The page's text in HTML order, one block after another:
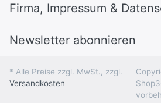
Firma, Impressum &
Newsletter abonnieren
* Alle Preise zzgl. MwSt., zzgl.
Versandkosten